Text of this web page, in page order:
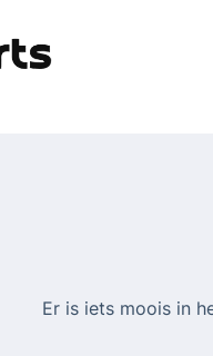
Er is iets moois in